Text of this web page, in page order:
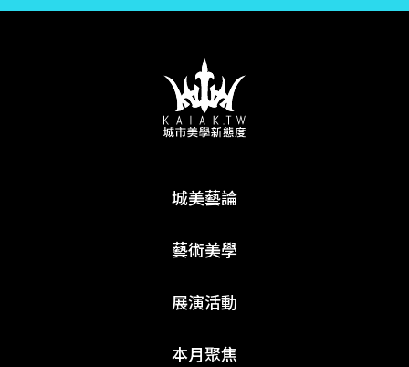
城美藝論
藝術美學
展演活動
本月聚焦